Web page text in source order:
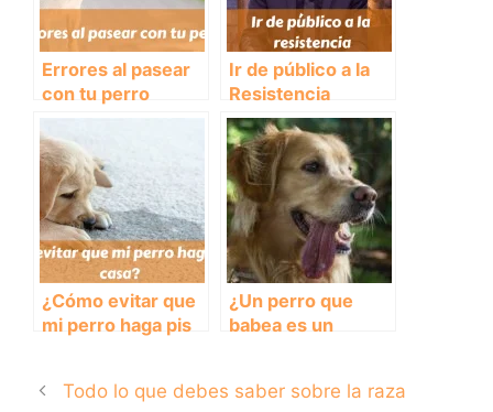
Errores al pasear
con tu perro
Ir de público a la
Resistencia
¿Cómo evitar que
mi perro haga pis
¿Un perro que
babea es un
Todo lo que debes saber sobre la raza